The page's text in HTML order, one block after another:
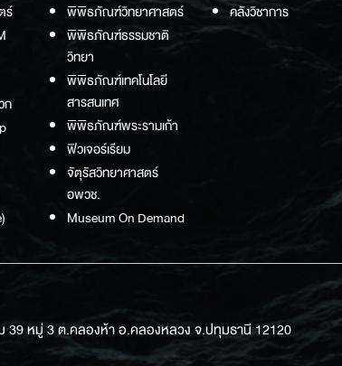
ร์
ก
พิพิธภัณฑ์วิทยาศาสตร์
พิพิธภัณฑ์ธรรมชาติ
วิทยา
พิพิธภัณฑ์เทคโนโลยี
สารสนเทศ
พิพิธภัณฑ์พระรามเก้า
ฟิวเจอร์เรียม
จัตุรัสวิทยาศาสตร์
อพวช.
Museum On Demand
คลังวิชาการ
39 หมู่ 3 ต.คลองห้า อ.คลองหลวง จ.ปทุมธานี 12120